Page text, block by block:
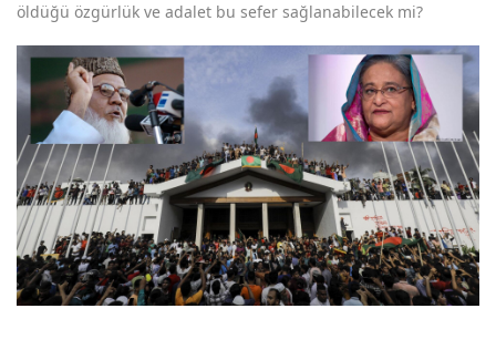
öldüğü özgürlük ve adalet bu sefer sağlanabilecek mi?